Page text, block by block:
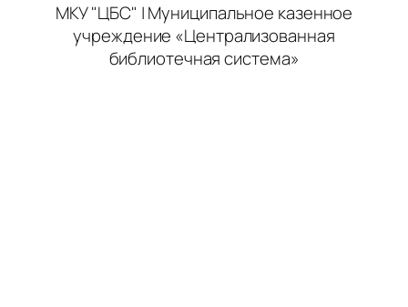
МКУ "ЦБС" | Муниципальное казенное
учреждение «Централизованная
библиотечная система»